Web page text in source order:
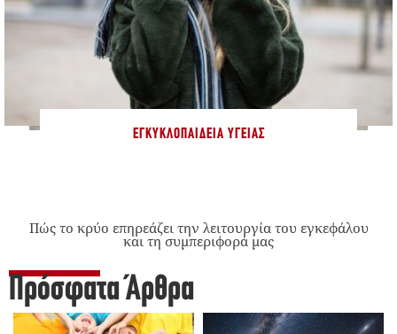
ΕΓΚΥΚΛΟΠΑΊΔΕΙΑ ΥΓΕΊΑΣ
Πώς το κρύο επηρεάζει την λειτουργία του εγκεφάλου
και τη συμπεριφορά μας
Πρόσφατα Άρθρα